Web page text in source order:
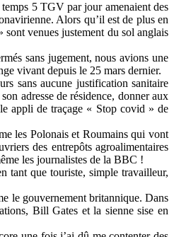
5 TGV par jour amenaient des
Alors qu’il est de plus en
venues justement du sol anglais
sans jugement, nous avions une
vivant depuis le 25 mars dernier.
sans aucune justification sanitaire
adresse de résidence, donner aux
appli de traçage « Stop covid » de
les Polonais et Roumains qui vont
des entrepôts agroalimentaires
les journalistes de la BBC !
tant que touriste, simple travailleur,
le gouvernement britannique. Dans
Bill Gates et la sienne sise en